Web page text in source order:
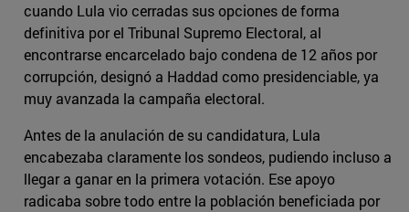
cuando Lula vio cerradas sus opciones de forma
definitiva por el Tribunal Supremo Electoral, al
encontrarse encarcelado bajo condena de 12 años por
corrupción, designó a Haddad como presidenciable, ya
muy avanzada la campaña electoral.
Antes de la anulación de su candidatura, Lula
encabezaba claramente los sondeos, pudiendo incluso a
llegar a ganar en la primera votación. Ese apoyo
radicaba sobre todo entre la población beneficiada por